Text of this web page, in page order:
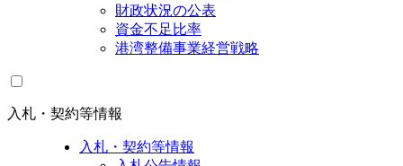
財政状況の公表
資金不足比率
港湾整備事業経営戦略
入札・契約等情報
入札・契約等情報